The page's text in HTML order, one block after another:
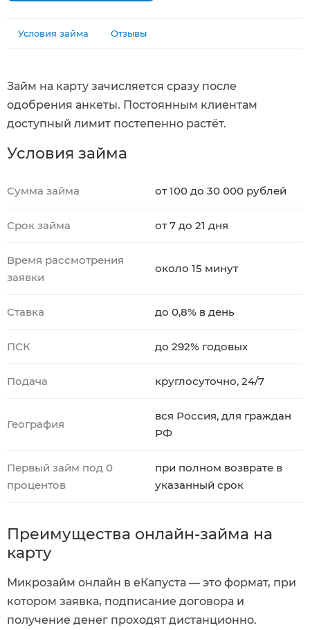
Условия займа Отзывы
Займ на карту зачисляется сразу после
одобрения анкеты. Постоянным клиентам
доступный лимит постепенно растёт.
Условия займа
Сумма займа от 100 до 30 000 рублей
Срок займа от 7 до 21 дня
Время рассмотрения
заявки
около 15 минут
Ставка до 0,8% в день
ПСК до 292% годовых
Подача круглосуточно, 24/7
География
вся Россия, для граждан
РФ
Первый займ под 0
процентов
при полном возврате в
указанный срок
Преимущества онлайн-займа на
карту
Микрозайм онлайн в еКапуста — это формат, при
котором заявка, подписание договора и
получение денег проходят дистанционно.